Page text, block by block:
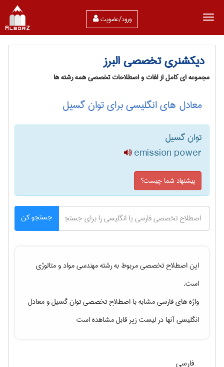
ورود/عضویت
دیکشنری تخصصی البرز
مجموعه ای کامل از لغات و اصطلاحات تخصصی همه رشته ها
معادل های انگلیسی برای توان گسیل
توان گسیل
emission power
پیشنهاد شما چیست؟
جستجو کن
این اصطلاح تخصصی مربوط به رشتهمهندسی مواد و متالوژی
است.
واژه های فارسی مشابه با اصطلاح تخصصیتوان گسیلو معادل
انگلیسی آنها در لیست زیر قابل مشاهده است
فارسی